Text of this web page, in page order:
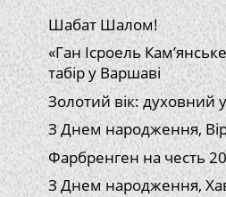
Шабат Шалом!
«Ган Ісроель
табір у Варшаві
Золотий вік: духовний
З Днем народження,
Фарбренген на честь
З Днем народження,